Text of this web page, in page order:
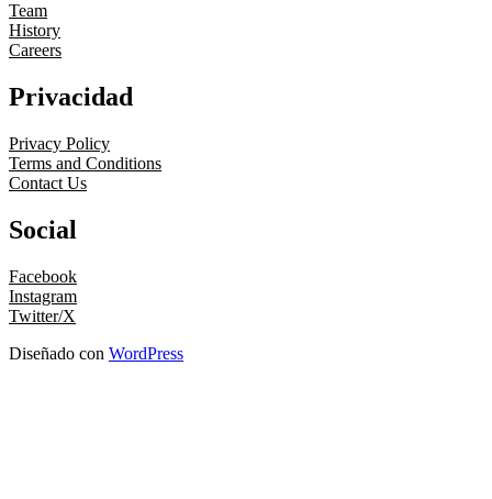
Team
History
Careers
Privacidad
Privacy Policy
Terms and Conditions
Contact Us
Social
Facebook
Instagram
Twitter/X
Diseñado con WordPress